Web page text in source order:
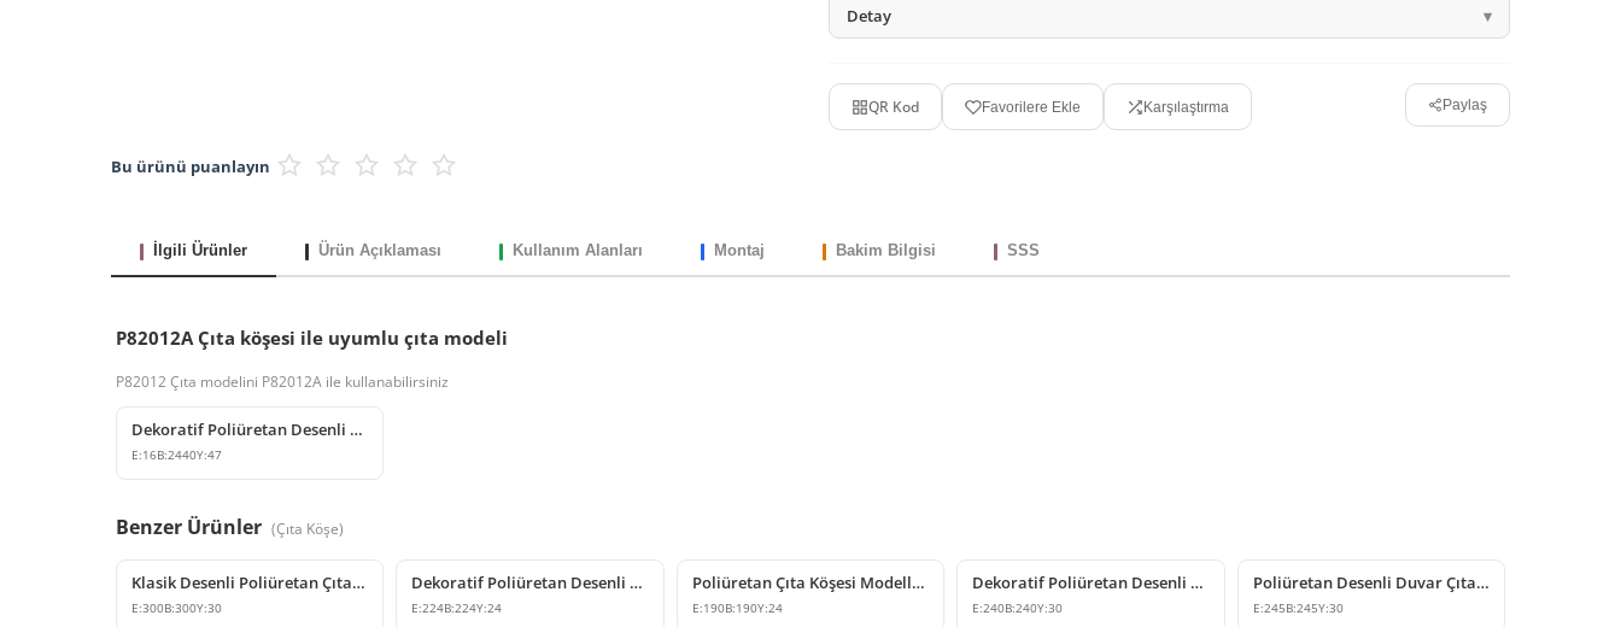
Detay
QR Kod Favorilere Ekle Karşılaştırma Paylaş
Bu ürünü puanlayın
İlgili Ürünler Ürün Açıklaması Kullanım Alanları Montaj Bakim Bilgisi SSS
P82012A Çıta köşesi ile uyumlu çıta modeli
P82012 Çıta modelini P82012A ile kullanabilirsiniz
Dekoratif Poliüretan Desenli Duvar Çıtası Modelleri
E:16B:2440Y:47
Benzer Ürünler (Çıta Köşe)
Klasik Desenli Poliüretan Çıta Köşe Modeli
E:300B:300Y:30
Dekoratif Poliüretan Desenli Duvar Çıtası Köşe Elemanı
E:224B:224Y:24
Poliüretan Çıta Köşesi Modelleri ve Fiyatları
E:190B:190Y:24
Dekoratif Poliüretan Desenli Çıta Köşe Modeli
E:240B:240Y:30
Poliüretan Desenli Duvar Çıtası Köşe Modeli
E:245B:245Y:30